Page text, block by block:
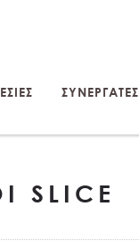
ΣΥΝΕΡΓΑΤΕΣ
SLICE